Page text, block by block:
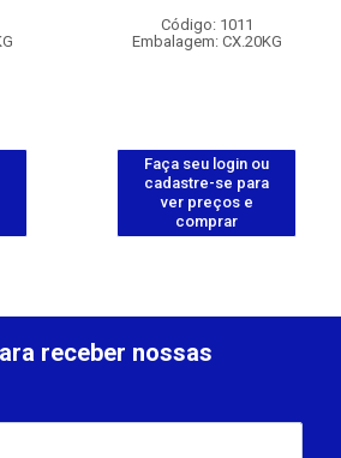
Código: 1011
Embalagem: CX.20KG
Faça seu login ou
cadastre-se para
ver preços e
comprar
receber nossas